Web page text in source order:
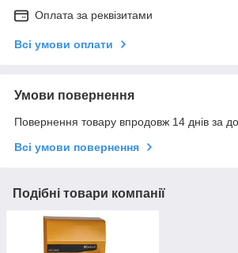
Оплата за реквізитами
Всі умови оплати
Умови повернення
Повернення товару впродовж 14 днів за
Всі умови повернення
Подібні товари компанії